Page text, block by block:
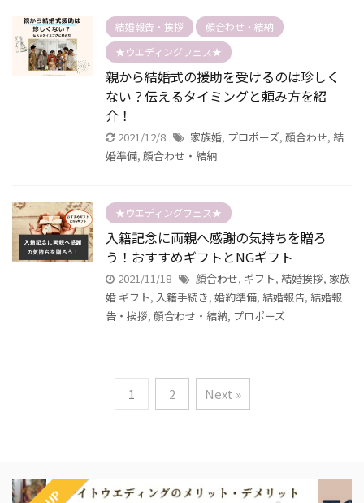
結婚報告・挨拶
顔合わせ・結納
★ウエディングフェス★
親から結婚式の援助を受けるのは珍しく
ない？伝えるタイミングと頼み方を紹
介！
2021/12/8 家族婚, プロポーズ, 顔合わせ, 結
婚準備, 顔合わせ・結納
★ウエディングフェス★
入籍記念に両親へ感謝の気持ちを贈ろ
う！おすすめギフトとNGギフト
2021/11/18 顔合わせ, ギフト, 結婚挨拶, 家族
婚 ギフト, 入籍手続き, 婚約準備, 結婚報告, 結婚報
告・挨拶, 顔合わせ・結納, プロポーズ
1 2 Next »